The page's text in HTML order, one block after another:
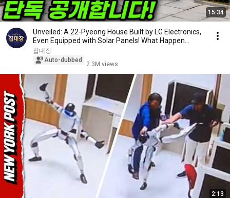
15:34
Unveiled: A 22-Pyeong House Built by LG Electronics,
Even Equipped with Solar Panels! What Happen...
집대장
Auto-dubbed
2.3M views
2:13